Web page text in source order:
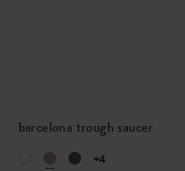
barcelona trough saucer
+4